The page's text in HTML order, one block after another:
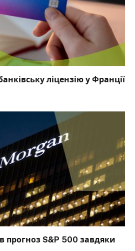
ліцензію у Франції
прогноз S&P 500 завдяки